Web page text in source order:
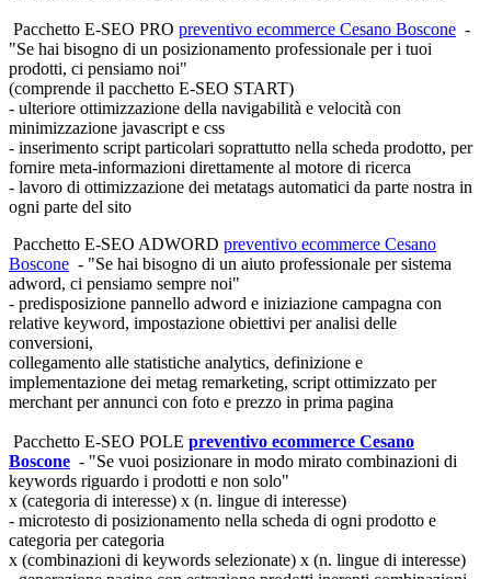
Pacchetto E-SEO PRO preventivo ecommerce Cesano Boscone -
"Se hai bisogno di un posizionamento professionale per i tuoi
prodotti, ci pensiamo noi"
(comprende il pacchetto E-SEO START)
- ulteriore ottimizzazione della navigabilità e velocità con
minimizzazione javascript e css
- inserimento script particolari soprattutto nella scheda prodotto, per
fornire meta-informazioni direttamente al motore di ricerca
- lavoro di ottimizzazione dei metatags automatici da parte nostra in
ogni parte del sito
Pacchetto E-SEO ADWORD preventivo ecommerce Cesano
Boscone - "Se hai bisogno di un aiuto professionale per sistema
adword, ci pensiamo sempre noi"
- predisposizione pannello adword e iniziazione campagna con
relative keyword, impostazione obiettivi per analisi delle
conversioni,
collegamento alle statistiche analytics, definizione e
implementazione dei metag remarketing, script ottimizzato per
merchant per annunci con foto e prezzo in prima pagina
Pacchetto E-SEO POLE preventivo ecommerce Cesano
Boscone - "Se vuoi posizionare in modo mirato combinazioni di
keywords riguardo i prodotti e non solo"
x (categoria di interesse) x (n. lingue di interesse)
- microtesto di posizionamento nella scheda di ogni prodotto e
categoria per categoria
x (combinazioni di keywords selezionate) x (n. lingue di interesse)